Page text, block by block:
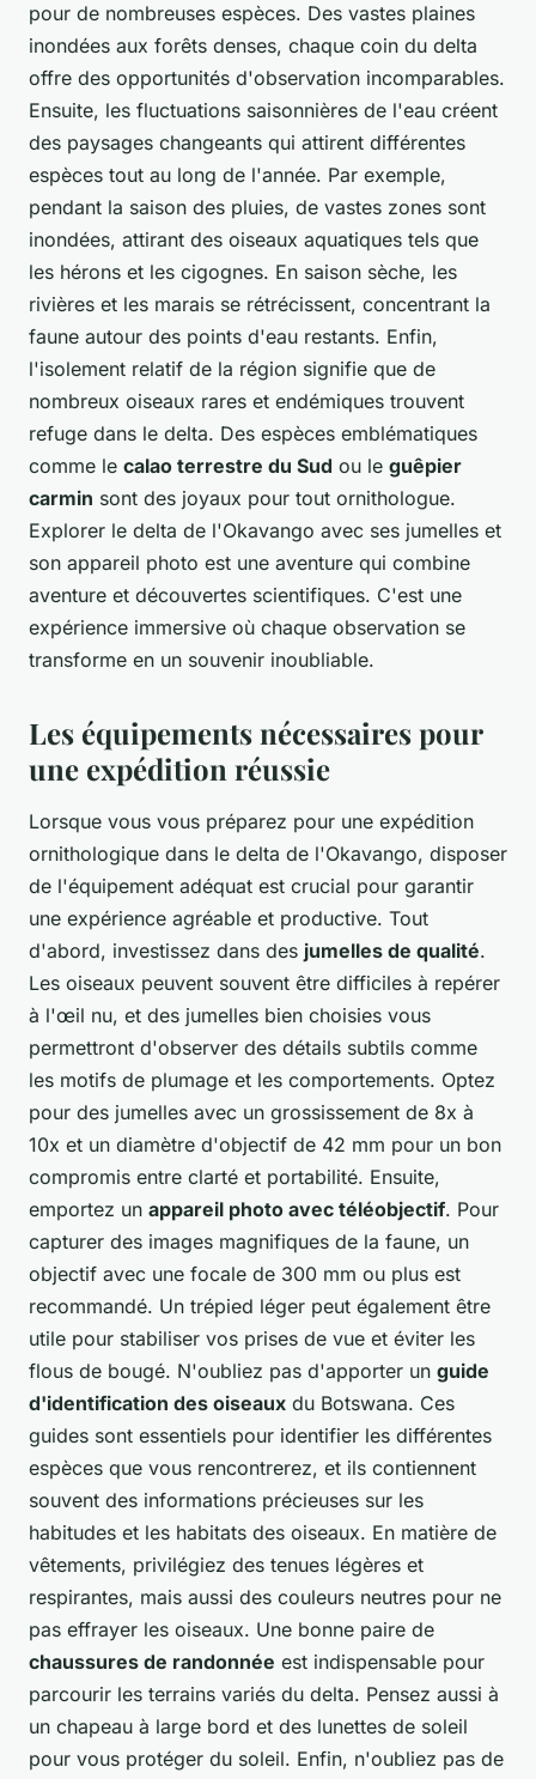
pour de nombreuses espèces. Des vastes plaines
inondées aux forêts denses, chaque coin du delta
offre des opportunités d'observation incomparables.
Ensuite, les fluctuations saisonnières de l'eau créent
des paysages changeants qui attirent différentes
espèces tout au long de l'année. Par exemple,
pendant la saison des pluies, de vastes zones sont
inondées, attirant des oiseaux aquatiques tels que
les hérons et les cigognes. En saison sèche, les
rivières et les marais se rétrécissent, concentrant la
faune autour des points d'eau restants. Enfin,
l'isolement relatif de la région signifie que de
nombreux oiseaux rares et endémiques trouvent
refuge dans le delta. Des espèces emblématiques
comme le calao terrestre du Sud ou le guêpier
carmin sont des joyaux pour tout ornithologue.
Explorer le delta de l'Okavango avec ses jumelles et
son appareil photo est une aventure qui combine
aventure et découvertes scientifiques. C'est une
expérience immersive où chaque observation se
transforme en un souvenir inoubliable.
Les équipements nécessaires pour
une expédition réussie
Lorsque vous vous préparez pour une expédition
ornithologique dans le delta de l'Okavango, disposer
de l'équipement adéquat est crucial pour garantir
une expérience agréable et productive. Tout
d'abord, investissez dans des jumelles de qualité.
Les oiseaux peuvent souvent être difficiles à repérer
à l'œil nu, et des jumelles bien choisies vous
permettront d'observer des détails subtils comme
les motifs de plumage et les comportements. Optez
pour des jumelles avec un grossissement de 8x à
10x et un diamètre d'objectif de 42 mm pour un bon
compromis entre clarté et portabilité. Ensuite,
emportez un appareil photo avec téléobjectif. Pour
capturer des images magnifiques de la faune, un
objectif avec une focale de 300 mm ou plus est
recommandé. Un trépied léger peut également être
utile pour stabiliser vos prises de vue et éviter les
flous de bougé. N'oubliez pas d'apporter un guide
d'identification des oiseaux du Botswana. Ces
guides sont essentiels pour identifier les différentes
espèces que vous rencontrerez, et ils contiennent
souvent des informations précieuses sur les
habitudes et les habitats des oiseaux. En matière de
vêtements, privilégiez des tenues légères et
respirantes, mais aussi des couleurs neutres pour ne
pas effrayer les oiseaux. Une bonne paire de
chaussures de randonnée est indispensable pour
parcourir les terrains variés du delta. Pensez aussi à
un chapeau à large bord et des lunettes de soleil
pour vous protéger du soleil. Enfin, n'oubliez pas de